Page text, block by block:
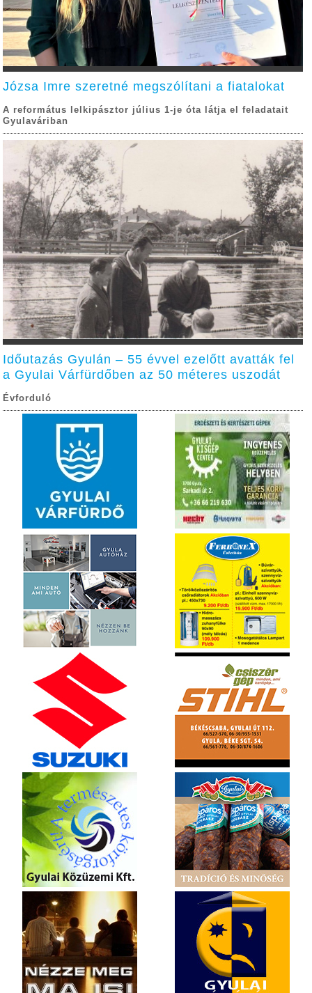
Józsa Imre szeretné megszólítani a fiatalokat
A református lelkipásztor július 1-je óta látja el feladatait
Gyulaváriban
Időutazás Gyulán – 55 évvel ezelőtt avatták fel
a Gyulai Várfürdőben az 50 méteres uszodát
Évforduló